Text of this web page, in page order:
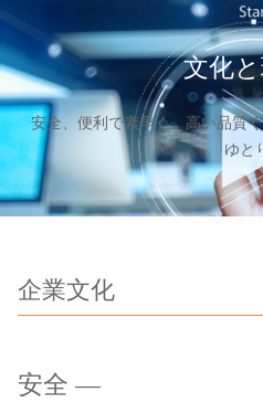
文化
安全、便利で素早く、高い品質
ゆと
企業文化
安全 ―